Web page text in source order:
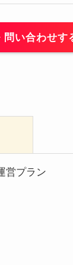
問い合わせす
営プラン